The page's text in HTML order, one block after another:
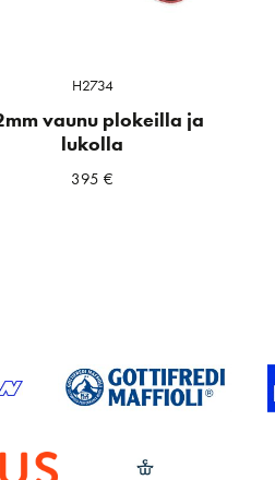
H2734
vaunu plokeilla ja
lukolla
395€